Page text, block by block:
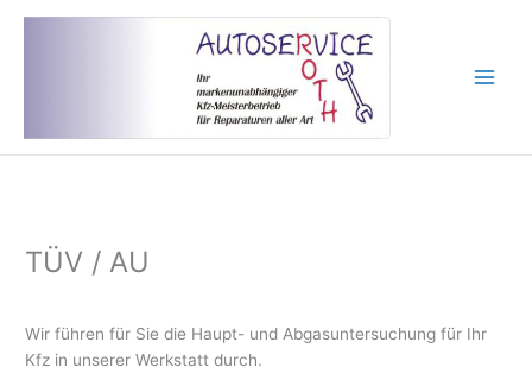
TÜV / AU
Wir führen für Sie die Haupt- und Abgasuntersuchung für Ihr
Kfz in unserer Werkstatt durch.